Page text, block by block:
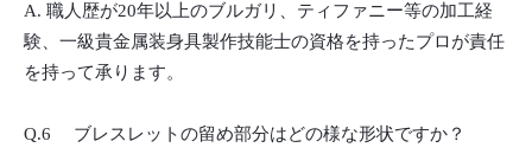
A. 職人歴が20年以上のブルガリ、ティファニー等の加工経
験、一級貴金属装身具製作技能士の資格を持ったプロが責任
を持って承ります。
Q.6 ブレスレットの留め部分はどの様な形状ですか？